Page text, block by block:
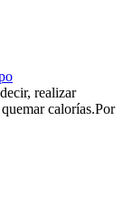
realizar
calorías.​​Por